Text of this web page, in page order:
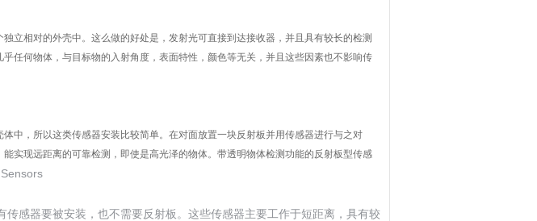
立相对的外壳中。这么做的好处是，发射光可直接到达接收器，并且具有较长的检测
任何物体，与目标物的入射角度，表面特性，颜色等无关，并且这些因素也不影响传
中，所以这类传感器安装比较简单。在对面放置一块反射板并用传感器进行与之对
实现远距离的可靠检测，即使是高光泽的物体。带透明物体检测功能的反射板型传感
感器要被安装，也不需要反射板。这些传感器主要工作于短距离，具有较